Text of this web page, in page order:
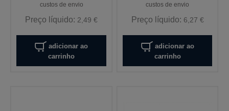
custos de envio
Preço líquido: 2,49 €
adicionar ao
carrinho
custos de envio
Preço líquido: 6,27 €
adicionar ao
carrinho